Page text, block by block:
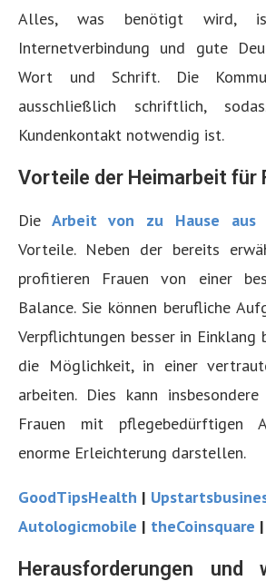
Alles, was benötigt wird,
Internetverbindung und gute
Wort und Schrift. Die
ausschließlich schriftlich,
Kundenkontakt notwendig ist.
Vorteile der Heimarbeit für
Die Arbeit von zu Hause aus
Vorteile. Neben der bereits
profitieren Frauen von einer
Balance. Sie können berufliche
Verpflichtungen besser in Einklang
die Möglichkeit, in einer
arbeiten. Dies kann
Frauen mit pflegebedürftigen
enorme Erleichterung darstellen.
GoodTipsHealth |
Autologicmobile | theCoinsquare |
Herausforderungen